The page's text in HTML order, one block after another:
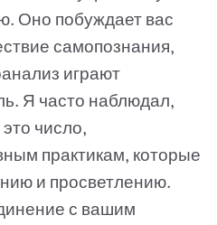
Оно побуждает вас
самопознания,
играют
Я часто наблюдал,
число,
практикам, которые
и просветлению.
с вашим